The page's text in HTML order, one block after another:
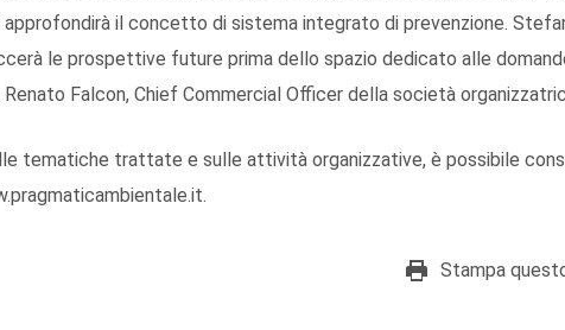
approfondirà il concetto di sistema integrato di prevenzione.
le prospettive future prima dello spazio dedicato alle
Falcon, Chief Commercial Officer della società
tematiche trattate e sulle attività organizzative, è possibile
Stampa